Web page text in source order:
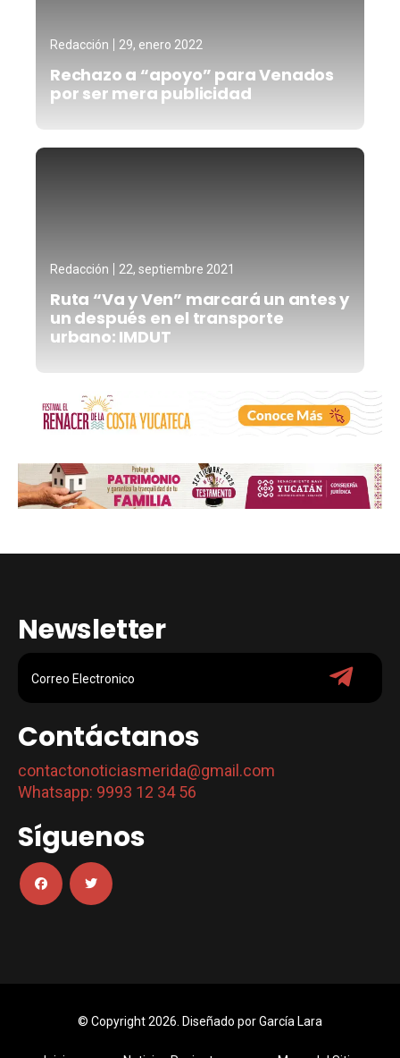
Redacción 29, enero 2022
Rechazo a “apoyo” para Venados
por ser mera publicidad
Redacción 22, septiembre 2021
Ruta “Va y Ven” marcará un antes y
un después en el transporte
urbano: IMDUT
Newsletter
Contáctanos
contactonoticiasmerida@gmail.com
Whatsapp: 9993 12 34 56
Síguenos
© Copyright 2026. Diseñado porGarcía Lara